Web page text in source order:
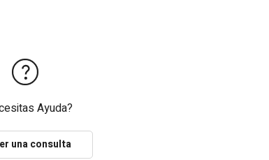
Ayuda?
una consulta